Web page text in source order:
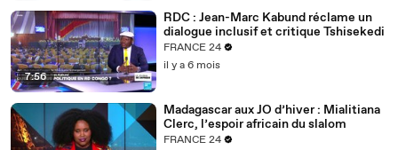
7:56
RDC : Jean-Marc Kabund réclame un
dialogue inclusif et critique Tshisekedi
FRANCE 24
il y a 6 mois
Madagascar aux JO d’hiver : Mialitiana
Clerc, l’espoir africain du slalom
FRANCE 24